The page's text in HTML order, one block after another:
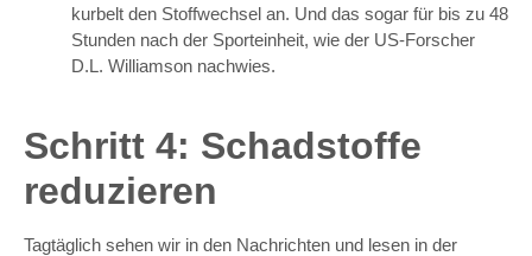
kurbelt den Stoffwechsel an. Und das sogar für bis zu 48
Stunden nach der Sporteinheit, wie der US-Forscher
D.L. Williamson nachwies.
Schritt 4: Schadstoffe
reduzieren
Tagtäglich sehen wir in den Nachrichten und lesen in der